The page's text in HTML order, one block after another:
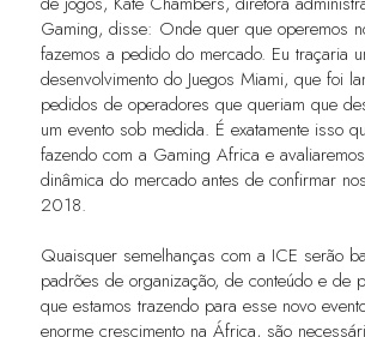
Gaming, disse: Onde quer que operemos
fazemos a pedido do mercado. Eu traçaria
desenvolvimento do Juegos Miami, que foi
pedidos de operadores que queriam que
um evento sob medida. É exatamente isso
fazendo com a Gaming Africa e
dinâmica do mercado antes de confirmar
2018.
Quaisquer semelhanças com a ICE serão
padrões de organização, de conteúdo e de
que estamos trazendo para esse novo
enorme crescimento na África, são